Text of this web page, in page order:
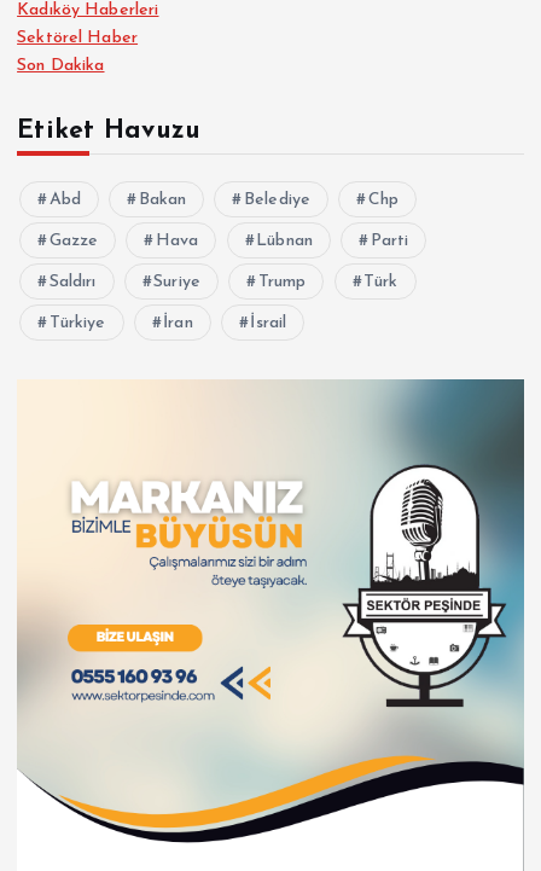
Kadıköy Haberleri
Sektörel Haber
Son Dakika
Etiket Havuzu
Abd Bakan Belediye Chp
Gazze Hava Lübnan Parti
Saldırı Suriye Trump Türk
Türkiye İran İsrail